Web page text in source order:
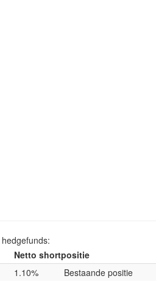
Netto shortpositie
1.10% Bestaande positie